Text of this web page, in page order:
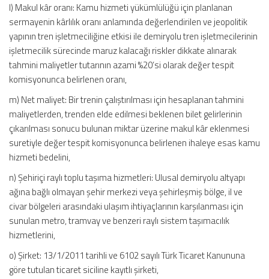
l) Makul kâr oranı: Kamu hizmeti yükümlülüğü için planlanan
sermayenin kârlılık oranı anlamında değerlendirilen ve jeopolitik
yapının tren işletmeciliğine etkisi ile demiryolu tren işletmecilerinin
işletmecilik sürecinde maruz kalacağı riskler dikkate alınarak
tahmini maliyetler tutarının azami %20’si olarak değer tespit
komisyonunca belirlenen oranı,
m) Net maliyet: Bir trenin çalıştırılması için hesaplanan tahmini
maliyetlerden, trenden elde edilmesi beklenen bilet gelirlerinin
çıkarılması sonucu bulunan miktar üzerine makul kâr eklenmesi
suretiyle değer tespit komisyonunca belirlenen ihaleye esas kamu
hizmeti bedelini,
n) Şehiriçi raylı toplu taşıma hizmetleri: Ulusal demiryolu altyapı
ağına bağlı olmayan şehir merkezi veya şehirleşmiş bölge, il ve
civar bölgeleri arasındaki ulaşım ihtiyaçlarının karşılanması için
sunulan metro, tramvay ve benzeri raylı sistem taşımacılık
hizmetlerini,
o) Şirket: 13/1/2011 tarihli ve 6102 sayılı Türk Ticaret Kanununa
göre tutulan ticaret siciline kayıtlı şirketi,